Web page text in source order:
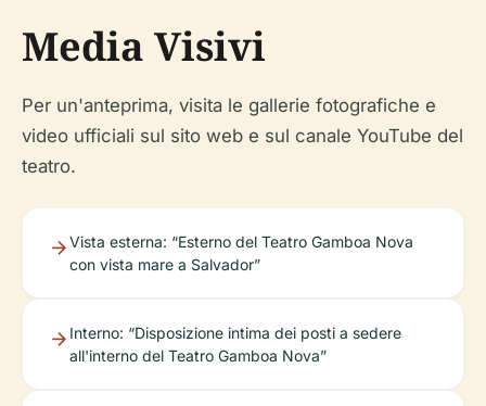
Media Visivi
Per un'anteprima, visita le gallerie fotografiche e
video ufficiali sul sito web e sul canale YouTube del
teatro.
Vista esterna: “Esterno del Teatro Gamboa Nova
con vista mare a Salvador”
Interno: “Disposizione intima dei posti a sedere
all'interno del Teatro Gamboa Nova”